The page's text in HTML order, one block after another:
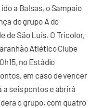
a Balsas, o Sampaio
do grupo A do
de São Luís. O Tricolor,
Atlético Clube
no Estádio
em caso de vencer
a seis pontos e abrirá
o grupo, com quatro